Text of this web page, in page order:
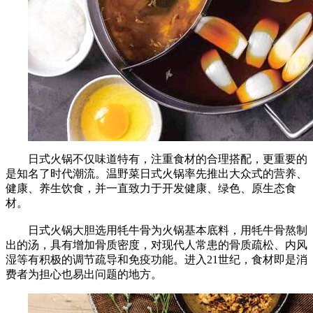
日式火锅不仅味道特有，注重食材的合理搭配，更重要的
是知名了时代潮流。温野菜日式火锅率先推出大众式的营养、
健康、养生饮食，并一直致力于开发健康、绿色、原生态食
材。
日式火锅大胆选用牦牛骨为火锅基本底料，用牦牛骨熬制
出的汤，具有增加骨质密度，对现代人常患的骨质疏松、内风
湿等有积极的调节疏导和免疫功能。进入21世纪，食材即是消
费者为担心也易出问题的地方。